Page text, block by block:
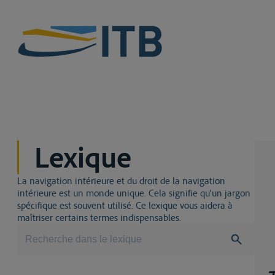
Lexique
La navigation intérieure et du droit de la navigation
intérieure est un monde unique. Cela signifie qu'un jargon
spécifique est souvent utilisé. Ce lexique vous aidera à
maîtriser certains termes indispensables.